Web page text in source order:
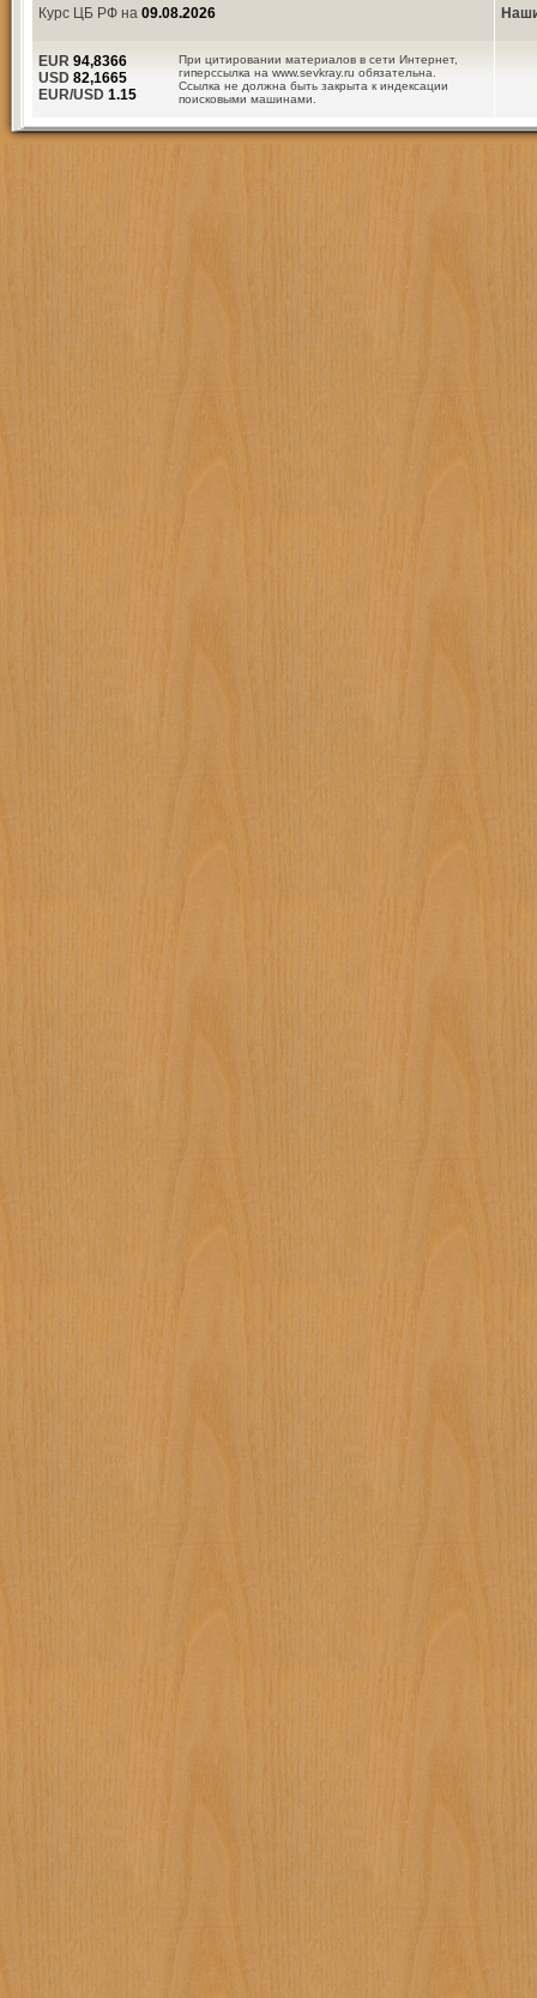
Курс ЦБ РФ на 09.08.2026
При цитировании материалов в сети Интернет,
гиперссылка на www.sevkray.ru обязательна.
Ссылка не должна быть закрыта к индексации
поисковыми машинами.
EUR 94,8366
USD 82,1665
EUR/USD 1.15